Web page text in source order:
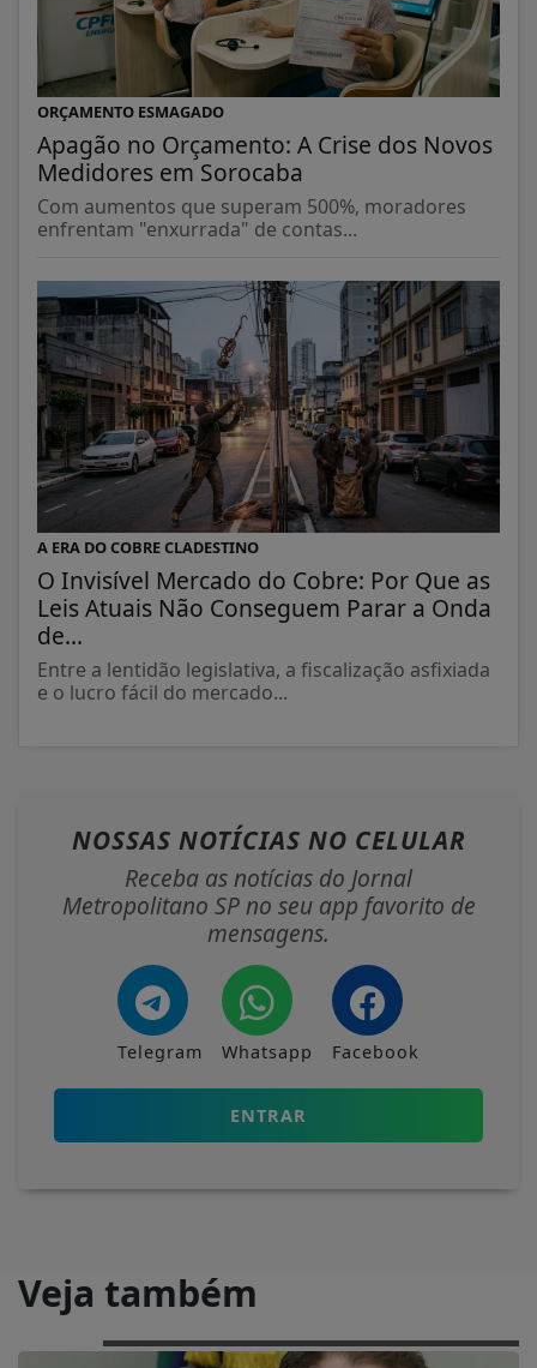
ORÇAMENTO ESMAGADO
Apagão no Orçamento: A Crise dos Novos
Medidores em Sorocaba
Com aumentos que superam 500%, moradores
enfrentam "enxurrada" de contas...
A ERA DO COBRE CLADESTINO
O Invisível Mercado do Cobre: Por Que as
Leis Atuais Não Conseguem Parar a Onda
de...
Entre a lentidão legislativa, a fiscalização asfixiada
e o lucro fácil do mercado...
NOSSAS NOTÍCIAS NO CELULAR
Receba as notícias do Jornal
Metropolitano SP no seu app favorito de
mensagens.
Telegram Whatsapp Facebook
ENTRAR
Veja também